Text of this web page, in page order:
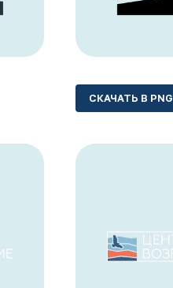
СКАЧАТЬ В PNG